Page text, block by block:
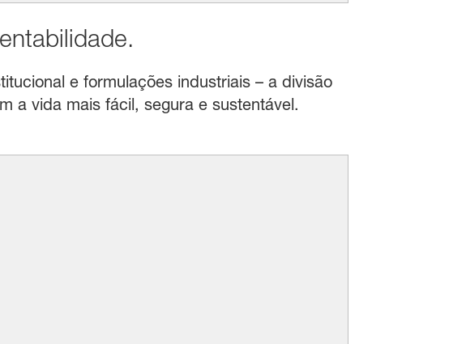
e formulações industriais – a divisão
a vida mais fácil, segura e sustentável.